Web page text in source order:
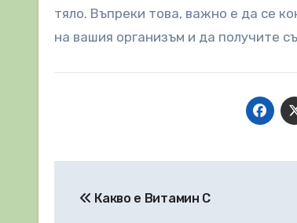
тяло. Въпреки това, важно е да се
на вашия организъм и да получите
Какво е Витамин C